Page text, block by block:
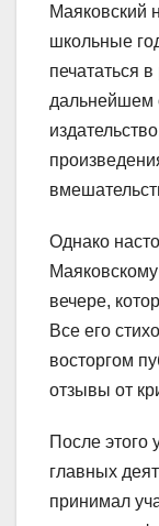
Маяковский
школьные
печататься
дальнейшем
Однако
вечере,
Все его
восторгом
отзывы от
После этого
главных
принимал